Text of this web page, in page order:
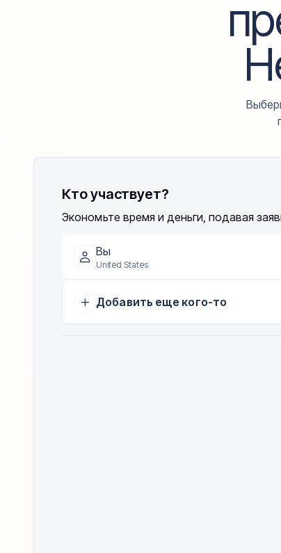
Кто участвует?
Экономьте время и деньги, подавая
Вы
United States
Добавить еще кого-то